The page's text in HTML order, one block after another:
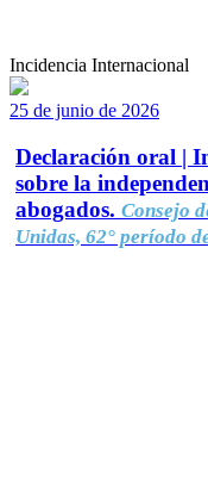
Incidencia Internacional
25 de junio de 2026
Declaración oral |
sobre la
abogados. Consejo
Unidas, 62° período